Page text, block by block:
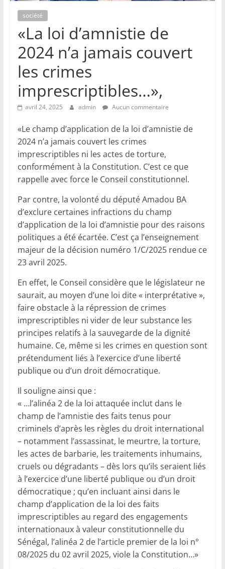
société
«La loi d’amnistie de
2024 n’a jamais couvert
les crimes
imprescriptibles…»,
avril 24, 2025 admin Aucun commentaire
«Le champ d’application de la loi d’amnistie de
2024 n’a jamais couvert les crimes
imprescriptibles ni les actes de torture,
conformément à la Constitution. C’est ce que
rappelle avec force le Conseil constitutionnel.
Par contre, la volonté du député Amadou BA
d’exclure certaines infractions du champ
d’application de la loi d’amnistie pour des raisons
politiques a été écartée. C’est ça l’enseignement
majeur de la décision numéro 1/C/2025 rendue ce
23 avril 2025.
En effet, le Conseil considère que le législateur ne
saurait, au moyen d’une loi dite « interprétative »,
faire obstacle à la répression de crimes
imprescriptibles ni vider de leur substance les
principes relatifs à la sauvegarde de la dignité
humaine. Ce, même si les crimes en question sont
prétendument liés à l’exercice d’une liberté
publique ou d’un droit démocratique.
Il souligne ainsi que :
« …l’alinéa 2 de la loi attaquée inclut dans le
champ de l’amnistie des faits tenus pour
criminels d’après les règles du droit international
– notamment l’assassinat, le meurtre, la torture,
les actes de barbarie, les traitements inhumains,
cruels ou dégradants – dès lors qu’ils seraient liés
à l’exercice d’une liberté publique ou d’un droit
démocratique ; qu’en incluant ainsi dans le
champ d’application de la loi des faits
imprescriptibles au regard des engagements
internationaux à valeur constitutionnelle du
Sénégal, l’alinéa 2 de l’article premier de la loi n°
08/2025 du 02 avril 2025, viole la Constitution…»